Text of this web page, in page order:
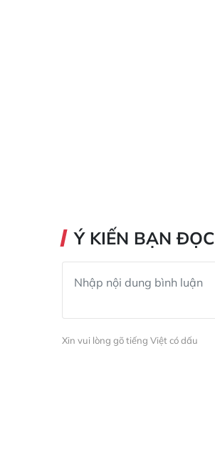
Ý KIẾN BẠN ĐỌC
Xin vui lòng gõ tiếng Việt có dấu